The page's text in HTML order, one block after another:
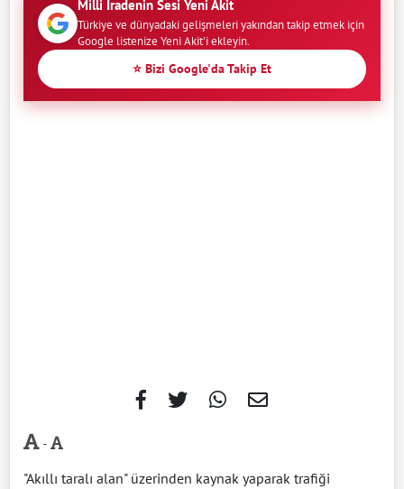
Milli İradenin Sesi Yeni Akit
Türkiye ve dünyadaki gelişmeleri yakından takip etmek için
Google listenize Yeni Akit'i ekleyin.
⭐ Bizi Google'da Takip Et
-
"Akıllı taralı alan" üzerinden kaynak yaparak trafiği